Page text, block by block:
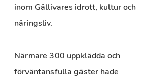
inom Gällivares idrott, kultur och
näringsliv.
Närmare 300 uppklädda och
förväntansfulla gäster hade